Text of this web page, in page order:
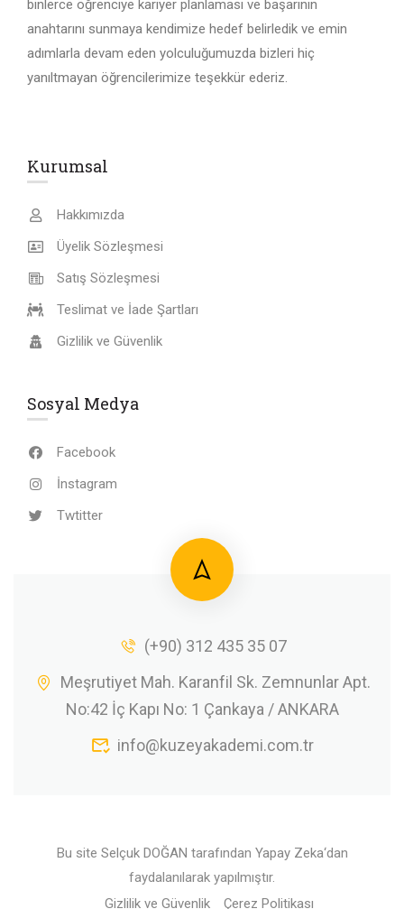
binlerce öğrenciye kariyer planlaması ve başarının
anahtarını sunmaya kendimize hedef belirledik ve emin
adımlarla devam eden yolculuğumuzda bizleri hiç
yanıltmayan öğrencilerimize teşekkür ederiz.
Kurumsal
Hakkımızda
Üyelik Sözleşmesi
Satış Sözleşmesi
Teslimat ve İade Şartları
Gizlilik ve Güvenlik
Sosyal Medya
Facebook
İnstagram
Twtitter
(+90) 312 435 35 07
Meşrutiyet Mah. Karanfil Sk. Zemnunlar Apt.
No:42 İç Kapı No: 1 Çankaya / ANKARA
info@kuzeyakademi.com.tr
Bu site Selçuk DOĞAN tarafından Yapay Zeka‘dan
faydalanılarak yapılmıştır.
Gizlilik ve Güvenlik
Çerez Politikası